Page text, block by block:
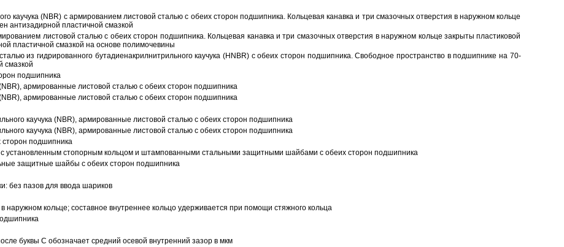
каучука (NBR) с армированием листовой сталью с обеих сторон подшипника. Кольцевая канавка и три смазочных отверстия в наружном кольце
антизадирной пластичной смазкой
листовой сталью с обеих сторон подшипника. Кольцевая канавка и три смазочных отверстия в наружном кольце закрыты пластиковой
пластичной смазкой на основе полимочевины
из гидрированного бутадиенакрилнитрильного каучука (HNBR) с обеих сторон подшипника. Свободное пространство в подшипнике на 70-
смазкой
подшипника
армированные листовой сталью с обеих сторон подшипника
армированные листовой сталью с обеих сторон подшипника
каучука (NBR), армированные листовой сталью с обеих сторон подшипника
каучука (NBR), армированные листовой сталью с обеих сторон подшипника
подшипника
с установленным стопорным кольцом и штампованными стальными защитными шайбами с обеих сторон подшипника
защитные шайбы с обеих сторон подшипника
без пазов для ввода шариков
кольце; составное внутреннее кольцо удерживается при помощи стяжного кольца
буквы С обозначает средний осевой внутренний зазор в мкм